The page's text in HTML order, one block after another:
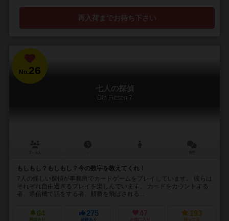
再入荷までお待ち下さい
No.26
七人の探偵
Die Fiesen 7
もしもし？もしもし？今の数字を教えてくれ！
7人の怪しい探偵が事務所でカードゲームをプレイしています。 彼らは
それぞれ自由過ぎるプレイを楽しんでいます。 カードをカウントする
者、通信機で話をする者、順番を飛ばされる...
64
興味あり
275
経験あり
47
お気に入り
193
持ってる